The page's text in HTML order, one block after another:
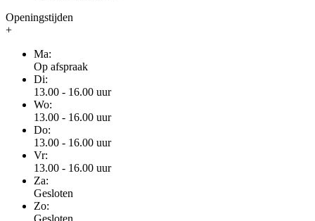
Openingstijden
+
Ma:
Op afspraak
Di:
13.00 - 16.00 uur
Wo:
13.00 - 16.00 uur
Do:
13.00 - 16.00 uur
Vr:
13.00 - 16.00 uur
Za:
Gesloten
Zo:
Gesloten